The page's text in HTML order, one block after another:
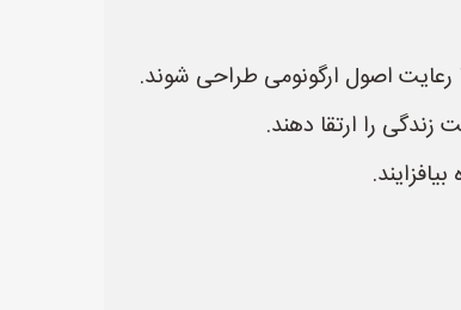
رعایت اصول ارگونومی طراحی شوند.
را ارتقا دهند.